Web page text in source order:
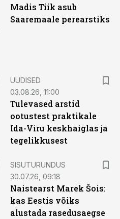
Madis Tiik asub
Saaremaale perearstiks
UUDISED
03.08.26, 11:00
Tulevased arstid
ootustest praktikale
Ida-Viru keskhaiglas ja
tegelikkusest
SISUTURUNDUS
30.07.26, 09:18
Naistearst Marek Šois:
kas Eestis võiks
alustada rasedusaegse